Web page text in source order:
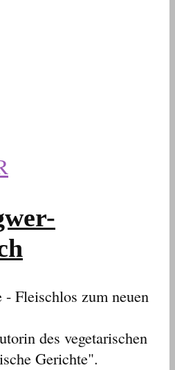
Fleischlos zum neuen
des vegetarischen
Gerichte".